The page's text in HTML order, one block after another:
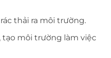
thải ra môi trường.
môi trường làm việc